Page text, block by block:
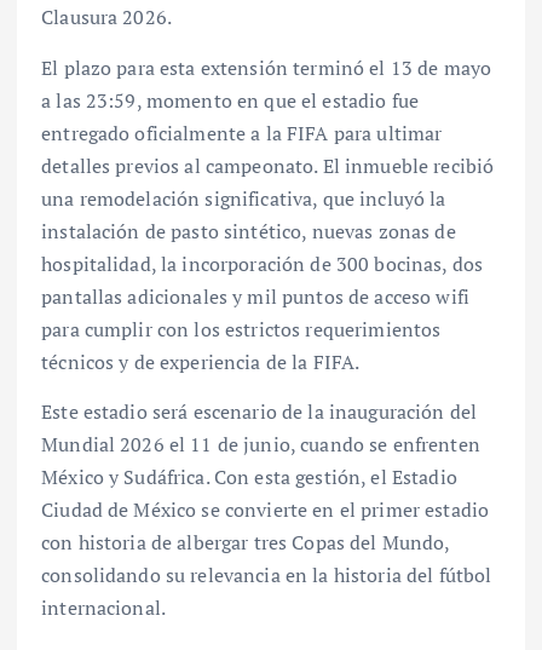
Clausura 2026.
El plazo para esta extensión terminó el 13 de mayo
a las 23:59, momento en que el estadio fue
entregado oficialmente a la FIFA para ultimar
detalles previos al campeonato. El inmueble recibió
una remodelación significativa, que incluyó la
instalación de pasto sintético, nuevas zonas de
hospitalidad, la incorporación de 300 bocinas, dos
pantallas adicionales y mil puntos de acceso wifi
para cumplir con los estrictos requerimientos
técnicos y de experiencia de la FIFA.
Este estadio será escenario de la inauguración del
Mundial 2026 el 11 de junio, cuando se enfrenten
México y Sudáfrica. Con esta gestión, el Estadio
Ciudad de México se convierte en el primer estadio
con historia de albergar tres Copas del Mundo,
consolidando su relevancia en la historia del fútbol
internacional.